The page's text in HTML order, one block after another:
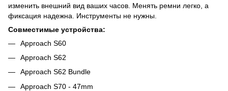
изменить внешний вид ваших часов. Менять ремни легко, а
фиксация надежна. Инструменты не нужны.
Совместимые устройства:
Approach S60
Approach S62
Approach S62 Bundle
Approach S70 - 47mm